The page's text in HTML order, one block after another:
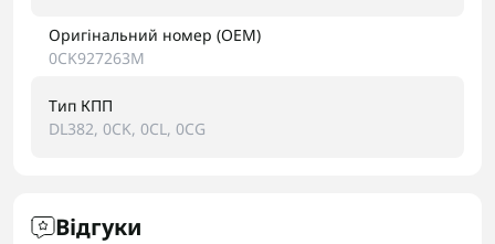
Оригінальний номер (OEM)
0CK927263M
Тип КПП
DL382, 0CK, 0CL, 0CG
Відгуки